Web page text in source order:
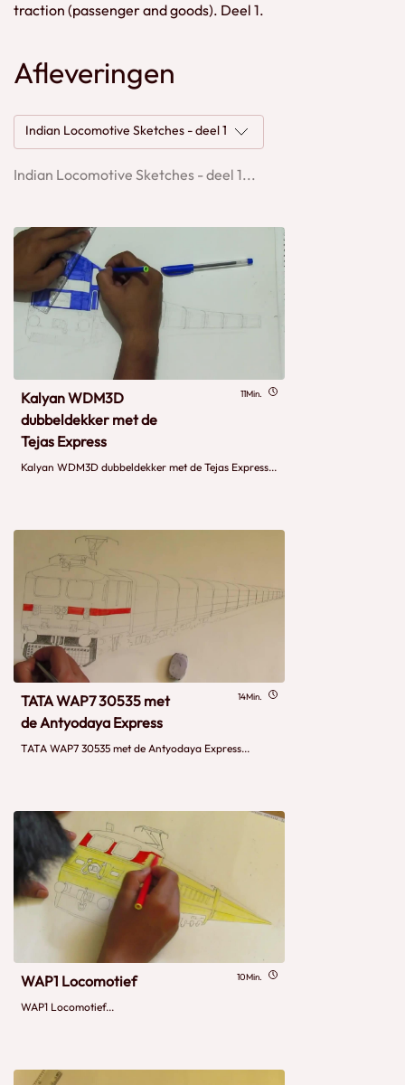
Afleveringen
Indian Locomotive Sketches - deel 1
Indian Locomotive Sketches - deel 1...
Kalyan WDM3D
dubbeldekker met de
Tejas Express
11Min.
Kalyan WDM3D dubbeldekker met de Tejas Express...
TATA WAP7 30535 met
de Antyodaya Express
14Min.
TATA WAP7 30535 met de Antyodaya Express...
WAP1 Locomotief 10Min.
WAP1 Locomotief...
traction (passenger and goods). Deel 1.